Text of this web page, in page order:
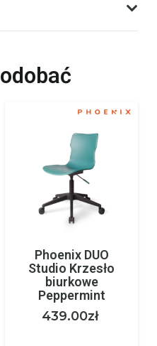
Phoenix DUO
Studio Krzesło
biurkowe
Peppermint
439.00zł